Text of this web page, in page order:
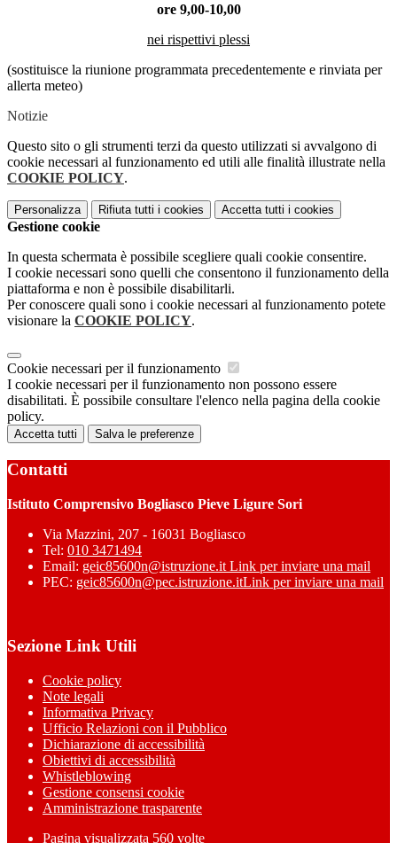
ore 9,00-10,00
nei rispettivi plessi
(sostituisce la riunione programmata precedentemente e rinviata per
allerta meteo)
Notizie
Questo sito o gli strumenti terzi da questo utilizzati si avvalgono di
cookie necessari al funzionamento ed utili alle finalità illustrate nella
COOKIE POLICY.
Personalizza Rifiuta tutti i cookies Accetta tutti i cookies
Gestione cookie
In questa schermata è possibile scegliere quali cookie consentire.
I cookie necessari sono quelli che consentono il funzionamento della
piattaforma e non è possibile disabilitarli.
Per conoscere quali sono i cookie necessari al funzionamento potete
visionare la COOKIE POLICY.
Cookie necessari per il funzionamento
I cookie necessari per il funzionamento non possono essere
disabilitati. È possibile consultare l'elenco nella pagina della cookie
policy.
Accetta tutti Salva le preferenze
Contatti
Istituto Comprensivo Bogliasco Pieve Ligure Sori
Via Mazzini, 207 - 16031 Bogliasco
Tel: 010 3471494
Email: geic85600n@istruzione.it Link per inviare una mail
PEC: geic85600n@pec.istruzione.itLink per inviare una mail
Sezione Link Utili
Cookie policy
Note legali
Informativa Privacy
Ufficio Relazioni con il Pubblico
Dichiarazione di accessibilità
Obiettivi di accessibilità
Whistleblowing
Gestione consensi cookie
Amministrazione trasparente
Pagina visualizzata 560 volte